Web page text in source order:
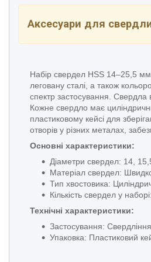
Аксесуари для
Набір свердел HSS 14–25,5
леговану сталі, а також
спектр застосування. Свердла
Кожне свердло має
пластиковому кейсі для
отворів у різних металах,
Основні характеристики:
Діаметри свердел: 14,
Матеріал свердел:
Тип хвостовика:
Кількість свердел у
Технічні характеристики:
Застосування:
Упаковка: Пластиковий